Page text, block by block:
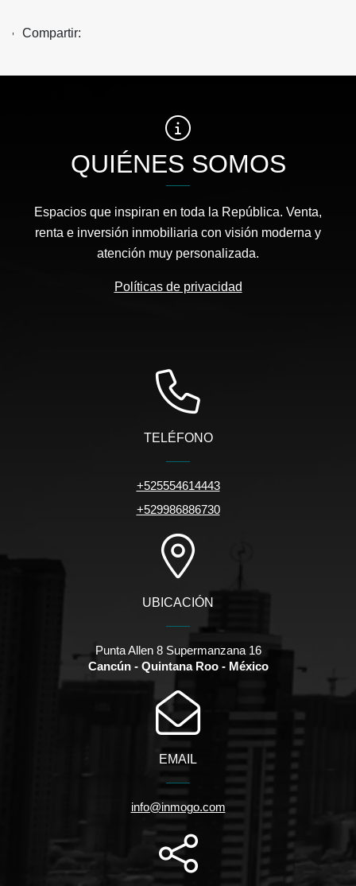
Compartir:
QUIÉNES SOMOS
Espacios que inspiran en toda la República. Venta,
renta e inversión inmobiliaria con visión moderna y
atención muy personalizada.
Políticas de privacidad
TELÉFONO
+525554614443
+529986886730
UBICACIÓN
Punta Allen 8 Supermanzana 16
Cancún - Quintana Roo - México
EMAIL
info@inmogo.com